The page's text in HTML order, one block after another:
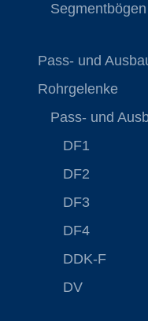
Segmentbögen
Pass- und
Rohrgelenke
Pass- und
DF1
DF2
DF3
DF4
DDK-F
DV